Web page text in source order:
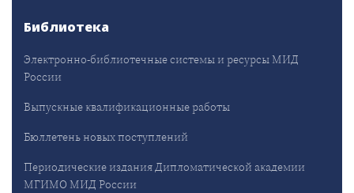
Библиотека
Электронно-библиотечные системы и ресурсы МИД
России
Выпускные квалификационные работы
Бюллетень новых поступлений
Периодические издания Дипломатической академии
МГИМО МИД России